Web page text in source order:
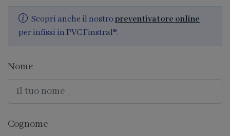
Scopri anche il nostropreventivatore online
per infissi in PVC Finstral®.
Nome
Cognome